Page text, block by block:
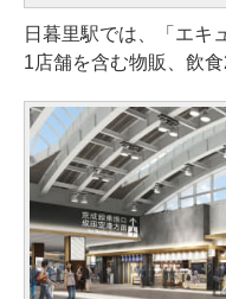
日暮里駅では、「エキ
1店舗を含む物販、飲